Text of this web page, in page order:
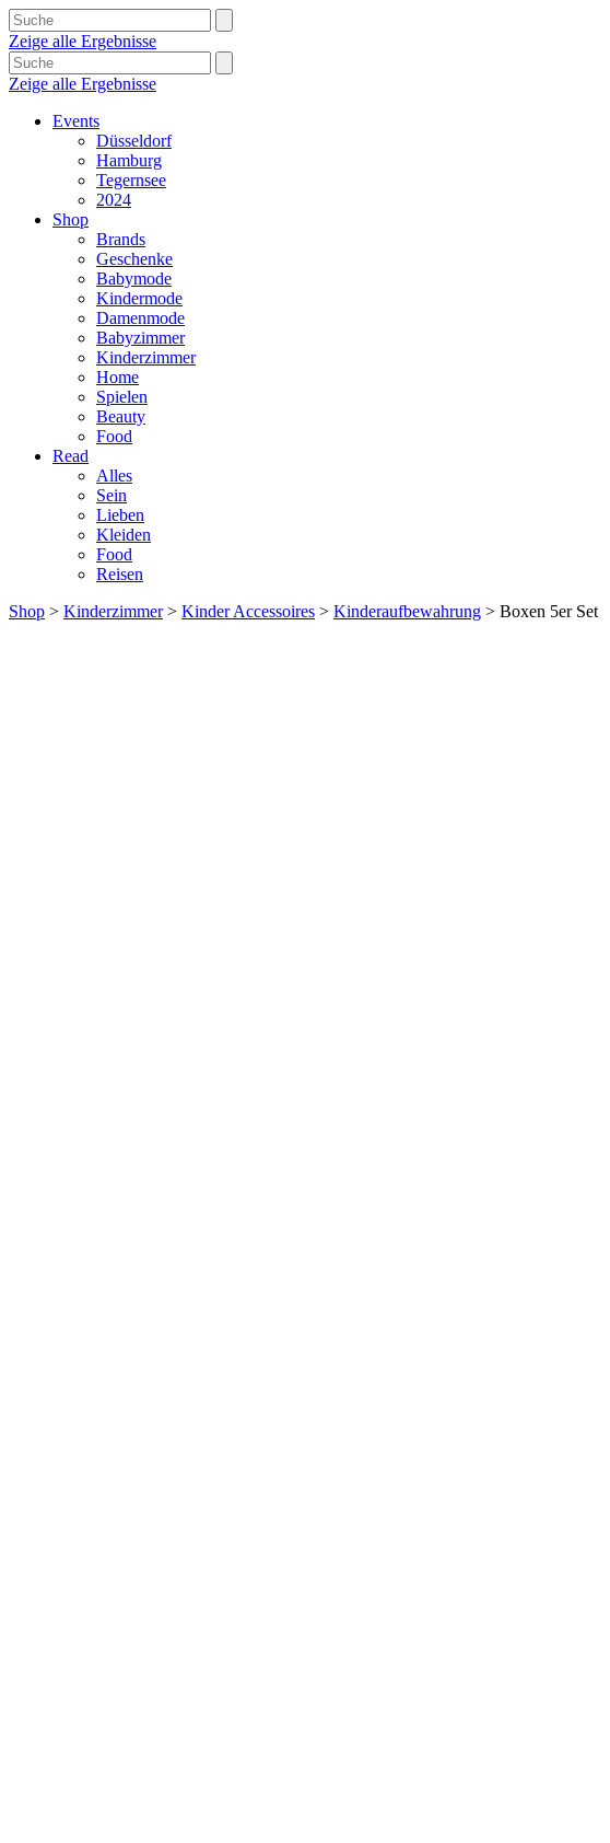
Zeige alle Ergebnisse
Zeige alle Ergebnisse
Events
Düsseldorf
Hamburg
Tegernsee
2024
Shop
Brands
Geschenke
Babymode
Kindermode
Damenmode
Babyzimmer
Kinderzimmer
Home
Spielen
Beauty
Food
Read
Alles
Sein
Lieben
Kleiden
Food
Reisen
Shop > Kinderzimmer> Kinder Accessoires > Kinderaufbewahrung > Boxen 5er Set